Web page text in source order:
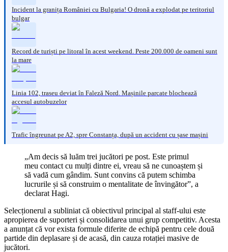
Incident la granița României cu Bulgaria! O dronă a explodat pe teritoriul
bulgar
Record de turiști pe litoral în acest weekend. Peste 200.000 de oameni sunt
la mare
Linia 102, traseu deviat în Faleză Nord. Mașinile parcate blochează
accesul autobuzelor
Trafic îngreunat pe A2, spre Constanța, după un accident cu șase mașini
„Am decis să luăm trei jucători pe post. Este primul
meu contact cu mulți dintre ei, vreau să ne cunoaștem și
să vadă cum gândim. Sunt convins că putem schimba
lucrurile și să construim o mentalitate de învingător”, a
declarat Hagi.
Selecționerul a subliniat că obiectivul principal al staff-ului este
apropierea de suporteri și consolidarea unui grup competitiv. Acesta
a anunțat că vor exista formule diferite de echipă pentru cele două
partide din deplasare și de acasă, din cauza rotației masive de
jucători.